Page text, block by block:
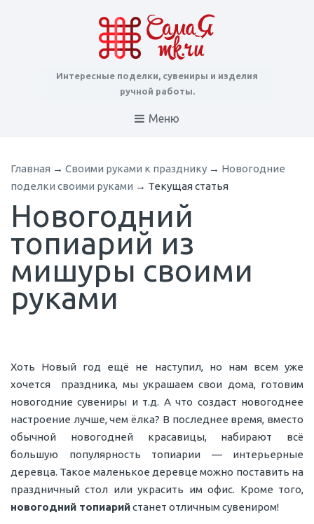
Интересные поделки, сувениры и изделия
ручной работы.
Меню
Главная → Cвоими руками к празднику → Новогодние
поделки своими руками → Текущая статья
Новогодний
топиарий из
мишуры своими
руками
Хоть Новый год ещё не наступил, но нам всем уже
хочется праздника, мы украшаем свои дома, готовим
новогодние сувениры и т.д. А что создаст новогоднее
настроение лучше, чем ёлка? В последнее время, вместо
обычной новогодней красавицы, набирают всё
большую популярность топиарии — интерьерные
деревца. Такое маленькое деревце можно поставить на
праздничный стол или украсить им офис. Кроме того,
новогодний топиарийстанет отличным сувениром!